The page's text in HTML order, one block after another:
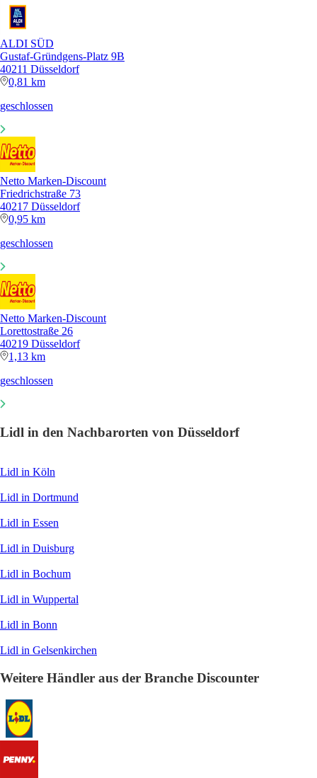
ALDI SÜD
Gustaf-Gründgens-Platz 9B
40211 Düsseldorf
0,81 km
geschlossen
Netto Marken-Discount
Friedrichstraße 73
40217 Düsseldorf
0,95 km
geschlossen
Netto Marken-Discount
Lorettostraße 26
40219 Düsseldorf
1,13 km
geschlossen
Lidl in den Nachbarorten von Düsseldorf
Lidl in Köln
Lidl in Dortmund
Lidl in Essen
Lidl in Duisburg
Lidl in Bochum
Lidl in Wuppertal
Lidl in Bonn
Lidl in Gelsenkirchen
Weitere Händler aus der Branche Discounter